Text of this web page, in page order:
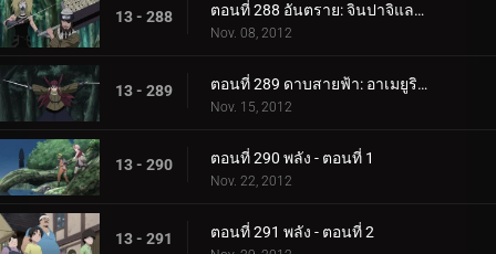
13 - 288 ตอนที่ 288 อันตราย: จินปาจิและคุชิมารุ!
Nov. 08, 2012
13 - 289 ตอนที่ 289 ดาบสายฟ้า: อาเมยูริ ริงโกะ!
Nov. 15, 2012
13 - 290 ตอนที่ 290 พลัง - ตอนที่ 1
Nov. 22, 2012
13 - 291 ตอนที่ 291 พลัง - ตอนที่ 2